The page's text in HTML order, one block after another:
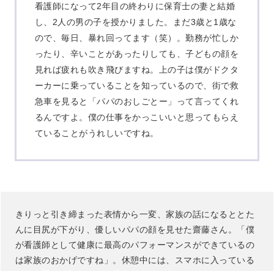
看護師になって2年目の終わりに保育士の妻と結婚
し、2人の男の子を授かりました。まだ3歳と1歳な
ので、毎日、暴れ回ってます（笑）。勤務が忙しか
ったり、辛いことがあったりしても、子どもの顔を
見れば疲れも吹き飛びますね。上の子は僕がドクタ
ーカーに乗っていることを知っているので、街で救
急車を見ると「パパのおしごとー」って言ってくれ
るんですよ。僕の仕事をかっこいいと思ってもらえ
ていることがうれしいですね。
きりっと引き締まった表情から一変、家族の話になるととた
んに目尻が下がり、優しいパパの顔を見せた齋藤さん。「僕
が看護師として健康に最高のパフォーマンスができているの
は家族のおかげですね」。休憩中には、スマホに入っている